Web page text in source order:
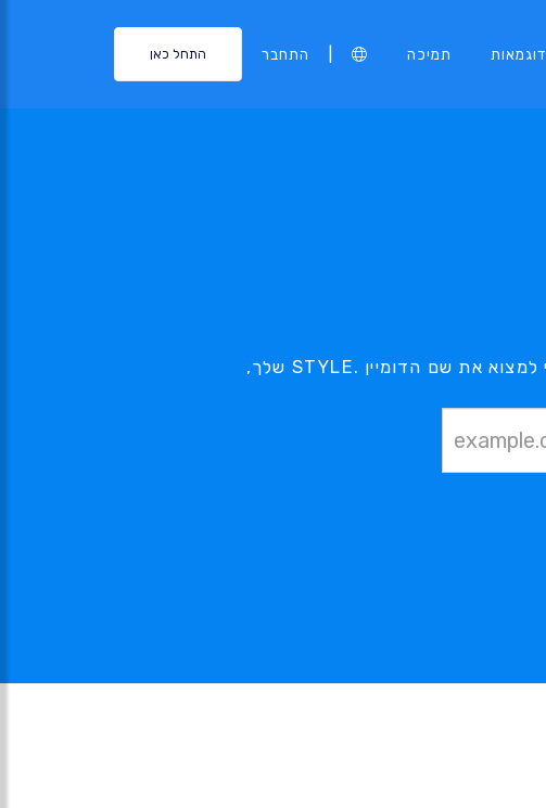
דוגמאות תמיכה התחבר התחל כאן
הדומיין .STYLE בו אתה מעוניין, נמצא בהישג יד - השתמש בכלי החיפוש שלנו בכדי למצוא את שם הדומיין .STYLE שלך,